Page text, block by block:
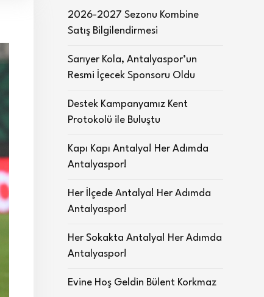
2026-2027 Sezonu Kombine
Satış Bilgilendirmesi
Sarıyer Kola, Antalyaspor’un
Resmi İçecek Sponsoru Oldu
Destek Kampanyamız Kent
Protokolü ile Buluştu
Kapı Kapı Antalya! Her Adımda
Antalyaspor!
Her İlçede Antalya! Her Adımda
Antalyaspor!
Her Sokakta Antalya! Her Adımda
Antalyaspor!
Evine Hoş Geldin Bülent Korkmaz